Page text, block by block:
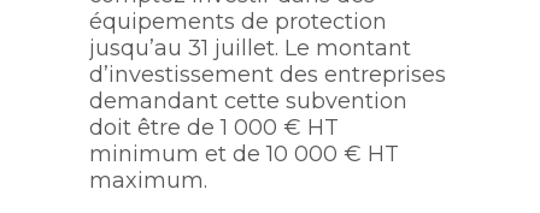
équipements de protection
jusqu’au 31 juillet. Le montant
d’investissement des entreprises
demandant cette subvention
doit être de 1 000 € HT
minimum et de 10 000 € HT
maximum.